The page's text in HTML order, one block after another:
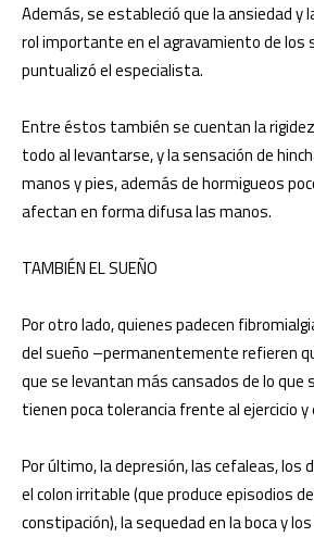
Además, se estableció que la ansiedad y
rol importante en el agravamiento de los
puntualizó el especialista.
Entre éstos también se cuentan la
todo al levantarse, y la sensación de
manos y pies, además de hormigueos
afectan en forma difusa las manos.
TAMBIÉN EL SUEÑO
Por otro lado, quienes padecen
del sueño –permanentemente refieren
que se levantan más cansados de lo que
tienen poca tolerancia frente al ejercicio
Por último, la depresión, las cefaleas, los
el colon irritable (que produce episodios
constipación), la sequedad en la boca y